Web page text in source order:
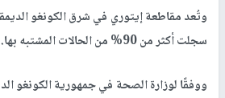
وتُعد مقاطعة إيتوري في شرق الكونغو
سجلت أكثر من 90% من الحالات المشتبه بها.
ووفقًا لوزارة الصحة في جمهورية الكونغو